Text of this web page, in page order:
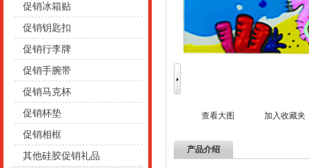
促销冰箱贴
促销钥匙扣
促销行李牌
促销手腕带
促销马克杯
促销杯垫
促销相框
其他硅胶促销礼品
查看大图 加入收藏夹
产品介绍